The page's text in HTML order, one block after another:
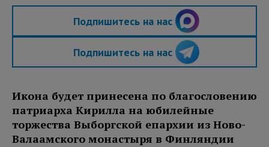
Подпишитесь на нас
Подпишитесь на нас
Икона будет принесена по благословению
патриарха Кирилла на юбилейные
торжества Выборгской епархии из Ново-
Валаамского монастыря в Финляндии